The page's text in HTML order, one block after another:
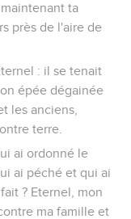
ta
près de l'aire de
: il se tenait
épée dégainée
les anciens,
terre.
ai ordonné le
ai péché et qui ai
? Eternel, mon
ma famille et